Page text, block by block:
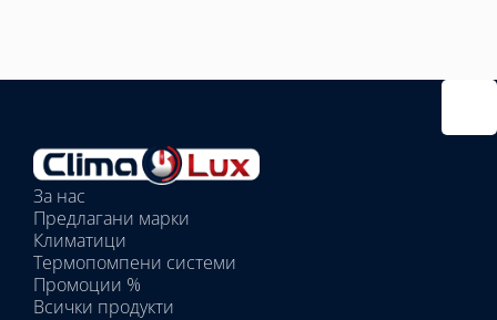
Избрани
вътрешни
тела:
Избрано
тяло:
За нас
Предлагани марки
Климатици
Термопомпени системи
Промоции %
Всички продукти